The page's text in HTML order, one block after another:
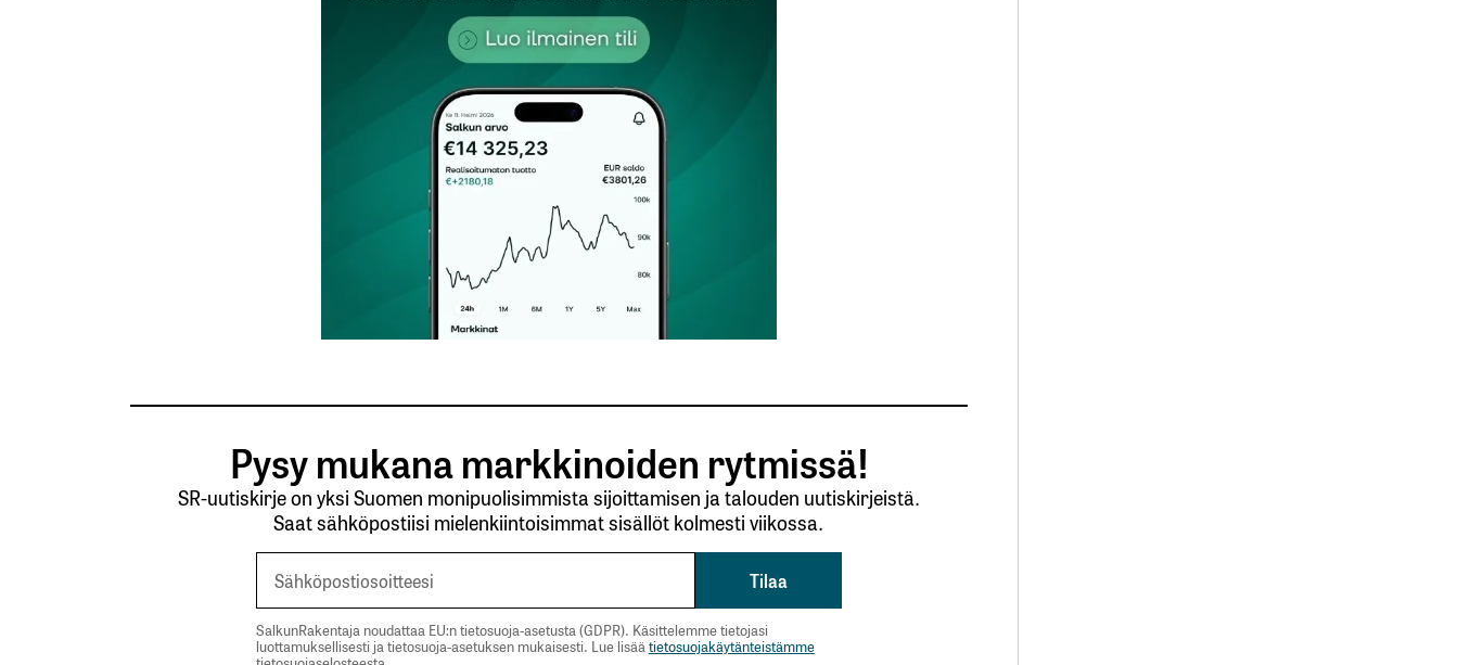
Sähköpostiosoitteesi
Pysy mukana markkinoiden rytmissä!
SR-uutiskirje on yksi Suomen monipuolisimmista sijoittamisen ja talouden uutiskirjeistä.
Saat sähköpostiisi mielenkiintoisimmat sisällöt kolmesti viikossa.
SalkunRakentaja noudattaa EU:n tietosuoja-asetusta (GDPR). Käsittelemme tietojasi
luottamuksellisesti ja tietosuoja-asetuksen mukaisesti. Lue lisäätietosuojakäytänteistämme